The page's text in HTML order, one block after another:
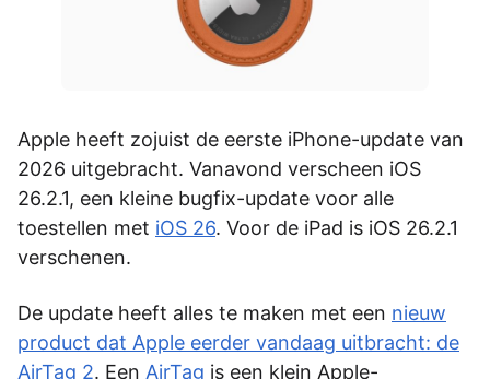
Apple heeft zojuist de eerste iPhone-update van
2026 uitgebracht. Vanavond verscheen iOS
26.2.1, een kleine bugfix-update voor alle
toestellen met iOS 26. Voor de iPad is iOS 26.2.1
verschenen.
De update heeft alles te maken met een nieuw
product dat Apple eerder vandaag uitbracht: de
AirTag 2. Een AirTag is een klein Apple-